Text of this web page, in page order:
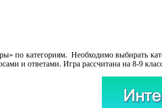
по категориям. Необходимо выбирать
и ответами. Игра рассчитана на 8-9